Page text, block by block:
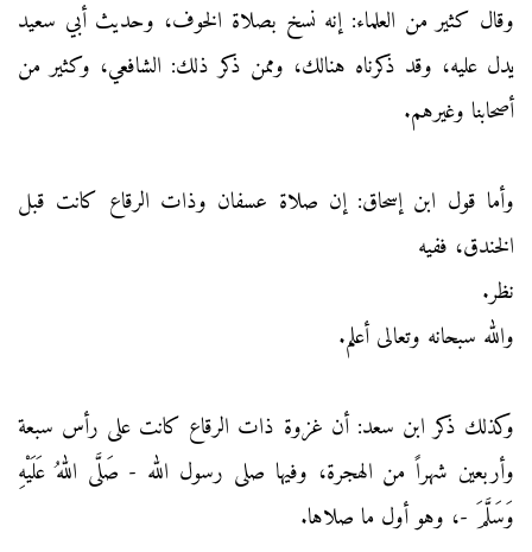
وقال كثير من العلماء: إنه نسخ بصلاة الخوف، وحديث أبي سعيد
يدل عليه، وقد ذكرناه هنالك، وممن ذكر ذلك: الشافعي، وكثير من
أصحابنا وغيرهم.
وأما قول ابن إسحاق: إن صلاة عسفان وذات الرقاع كانت قبل
الخندق، ففيه
نظر.
والله سبحانه وتعالى أعلم.
وكذلك ذكر ابن سعد: أن غزوة ذات الرقاع كانت على رأس سبعة
وأربعين شهراً من الهجرة، وفيها صلى رسول الله - صَلَّى اللهُ عَلَيْهِ
وَسَلَّمَ -، وهو أول ما صلاها.